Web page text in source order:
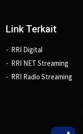
Link Terkait
RRI Digital
RRI NET Streaming
RRI Radio Streaming